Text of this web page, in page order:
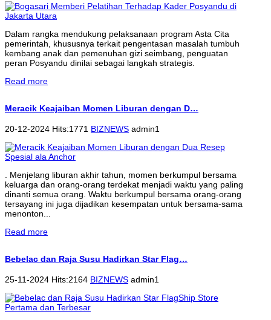
Dalam rangka mendukung pelaksanaan program Asta Cita
pemerintah, khususnya terkait pengentasan masalah tumbuh
kembang anak dan pemenuhan gizi seimbang, penguatan
peran Posyandu dinilai sebagai langkah strategis.
Read more
Meracik Keajaiban Momen Liburan dengan D…
20-12-2024 Hits:1771 BIZNEWS admin1
. Menjelang liburan akhir tahun, momen berkumpul bersama
keluarga dan orang-orang terdekat menjadi waktu yang paling
dinanti semua orang. Waktu berkumpul bersama orang-orang
tersayang ini juga dijadikan kesempatan untuk bersama-sama
menonton...
Read more
Bebelac dan Raja Susu Hadirkan Star Flag…
25-11-2024 Hits:2164 BIZNEWS admin1